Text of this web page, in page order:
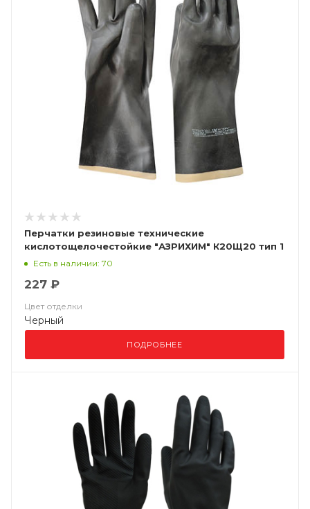
Перчатки резиновые технические
кислотощелочестойкие "АЗРИХИМ" К20Щ20 тип 1
Есть в наличии: 70
227 ₽
Цвет отделки
Черный
ПОДРОБНЕЕ